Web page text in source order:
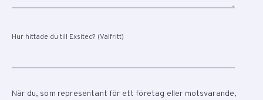
Hur hittade du till Exsitec? (Valfritt)
När du, som representant för ett företag eller motsvarande,